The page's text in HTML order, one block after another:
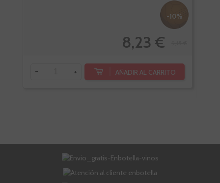
-10%
8,23 €
- + AÑADIR AL CARRITO